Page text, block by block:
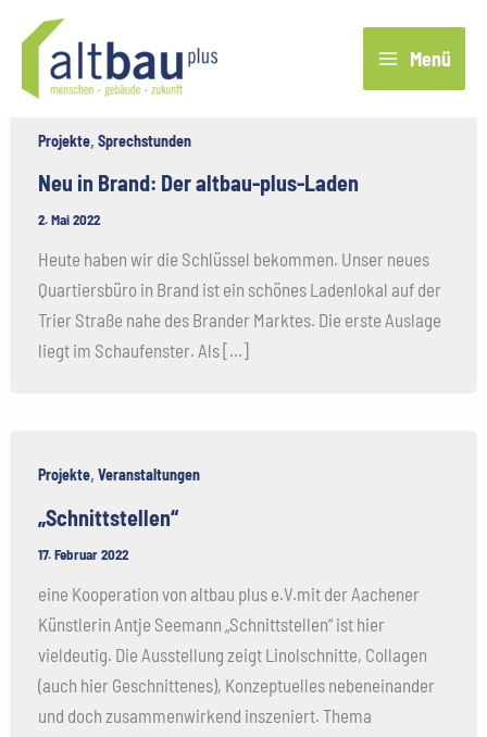
Inhalt
springen
Menü
Projekte, Sprechstunden
Neu in Brand: Der altbau-plus-Laden
2. Mai 2022
Heute haben wir die Schlüssel bekommen. Unser neues
Quartiersbüro in Brand ist ein schönes Ladenlokal auf der
Trier Straße nahe des Brander Marktes. Die erste Auslage
liegt im Schaufenster. Als […]
Projekte, Veranstaltungen
„Schnittstellen“
17. Februar 2022
eine Kooperation von altbau plus e.V.mit der Aachener
Künstlerin Antje Seemann „Schnittstellen“ ist hier
vieldeutig. Die Ausstellung zeigt Linolschnitte, Collagen
(auch hier Geschnittenes), Konzeptuelles nebeneinander
und doch zusammenwirkend inszeniert. Thema